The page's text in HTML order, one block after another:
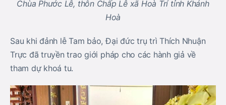
Chùa Phước Lễ, thôn Chấp Lễ xã Hoà Trí tỉnh Khánh
Hoà
Sau khi đảnh lễ Tam bảo, Đại đức trụ trì Thích Nhuận
Trực đã truyền trao giới pháp cho các hành giả về
tham dự khoá tu.